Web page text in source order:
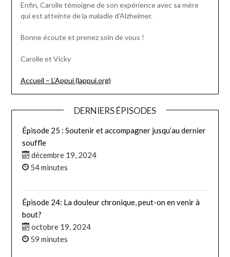
Enfin, Carolle témoigne de son expérience avec sa mère
qui est atteinte de la maladie d’Alzheimer.
Bonne écoute et prenez soin de vous !
Carolle et Vicky
Accueil – L’Appui (lappui.org)
DERNIERS ÉPISODES
Épisode 25 : Soutenir et accompagner jusqu’au dernier
souffle
décembre 19, 2024
54 minutes
Épisode 24: La douleur chronique, peut-on en venir à
bout?
octobre 19, 2024
59 minutes